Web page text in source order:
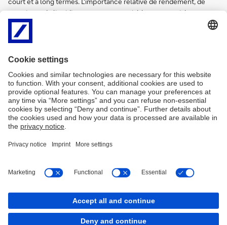
sécurité et de liquidité, entre autres variables, est cruciale à ce
stade du processus de planification des investissements.
Une fois les objectifs d'investissement clairement définis, la
prochaine étape consiste alors à déterminer les instruments
grande qualité dans les différentes classes d'actifs.
Nous contacter
Rédaction Mentions légales
Réclamations
Politique sur les cookies
Égalité professionnelle
Cookies